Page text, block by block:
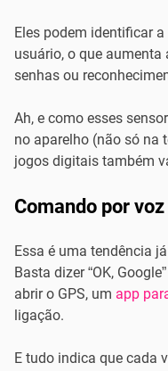
Eles podem identificar
usuário, o que aumenta
senhas ou
Ah, e como esses
no aparelho (não só na
jogos digitais também
Comando por voz
Essa é uma tendência
Basta dizer “OK,
abrir o GPS, um app
ligação.
E tudo indica que cada